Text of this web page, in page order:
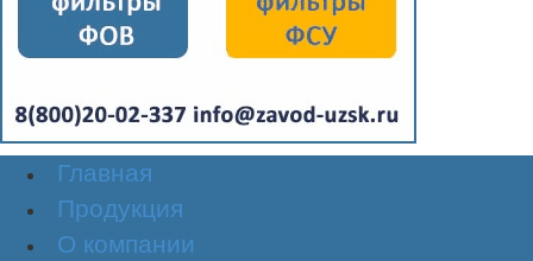
Главная
Продукция
О компании